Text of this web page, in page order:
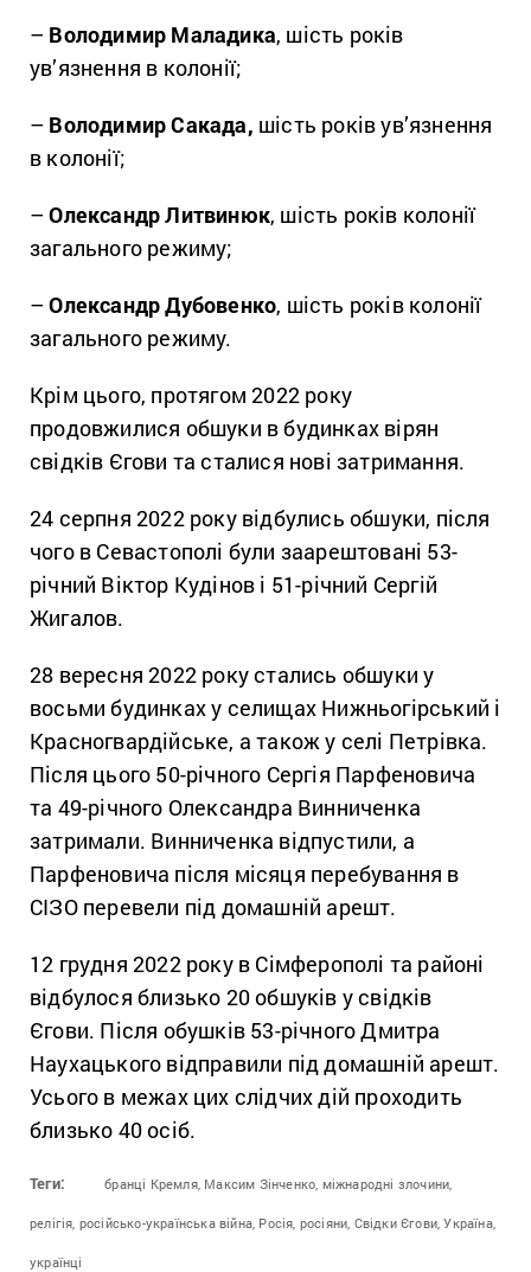
– Володимир Маладика, шість років
ув’язнення в колонії;
– Володимир Сакада, шість років ув’язнення
в колонії;
–Олександр Литвинюк, шість років колонії
загального режиму;
–Олександр Дубовенко, шість років колонії
загального режиму.
Крім цього, протягом 2022 року
продовжилися обшуки в будинках вірян
свідків Єгови та сталися нові затримання.
24 серпня 2022 року відбулись обшуки, після
чого в Севастополі були заарештовані 53-
річний Віктор Кудінов і 51-річний Сергій
Жигалов.
28 вересня 2022 року стались обшуки у
восьми будинках у селищах Нижньогірський і
Красногвардійське, а також у селі Петрівка.
Після цього 50-річного Сергія Парфеновича
та 49-річного Олександра Винниченка
затримали. Винниченка відпустили, а
Парфеновича після місяця перебування в
СІЗО перевели під домашній арешт.
12 грудня 2022 року в Сімферополі та районі
відбулося близько 20 обшуків у свідків
Єгови. Після обушків 53-річного Дмитра
Наухацького відправили під домашній арешт.
Усього в межах цих слідчих дій проходить
близько 40 осіб.
Теги: бранці Кремля, Максим Зінченко, міжнародні злочини,
релігія, російсько-українська війна, Росія, росіяни, Свідки Єгови, Україна,
українці